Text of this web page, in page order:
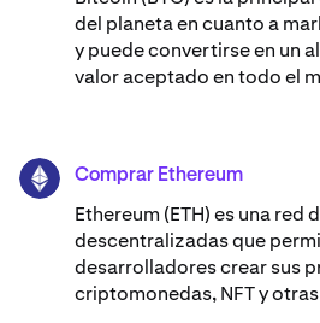
del planeta en cuanto a
y puede convertirse en un
valor aceptado en todo el
ETH Comprar Ethereum
Ethereum (ETH) es una red
descentralizadas que
desarrolladores crear sus
criptomonedas, NFT y